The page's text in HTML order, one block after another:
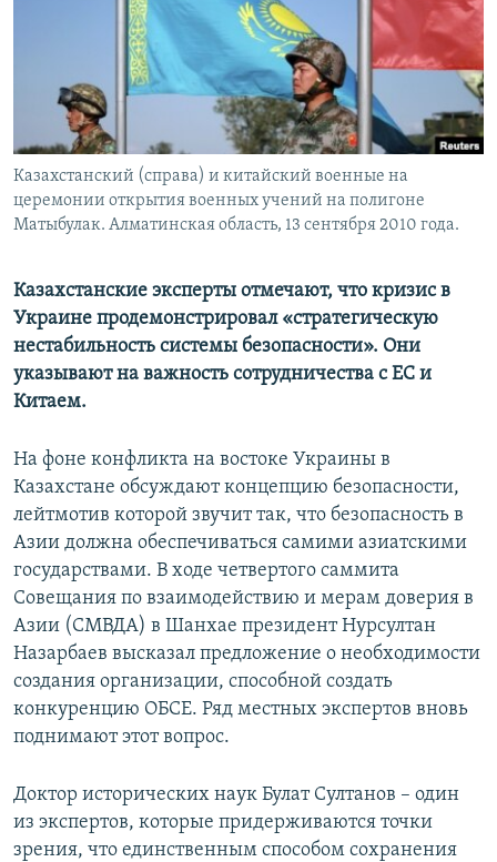
Казахстанский (справа) и китайский военные на
церемонии открытия военных учений на полигоне
Матыбулак. Алматинская область, 13 сентября 2010 года.
Казахстанские эксперты отмечают, что кризис в
Украине продемонстрировал «стратегическую
нестабильность системы безопасности». Они
указывают на важность сотрудничества с ЕС и
Китаем.
На фоне конфликта на востоке Украины в
Казахстане обсуждают концепцию безопасности,
лейтмотив которой звучит так, что безопасность в
Азии должна обеспечиваться самими азиатскими
государствами. В ходе четвертого саммита
Совещания по взаимодействию и мерам доверия в
Азии (СМВДА) в Шанхае президент Нурсултан
Назарбаев высказал предложение о необходимости
создания организации, способной создать
конкуренцию ОБСЕ. Ряд местных экспертов вновь
поднимают этот вопрос.
Доктор исторических наук Булат Султанов – один
из экспертов, которые придерживаются точки
зрения, что единственным способом сохранения